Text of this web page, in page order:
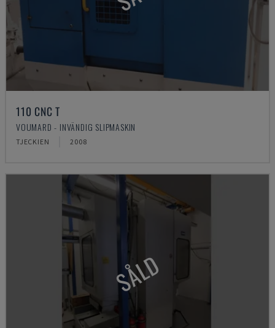
110 CNC T
VOUMARD - INVÄNDIG SLIPMASKIN
TJECKIEN 2008
SÅLD